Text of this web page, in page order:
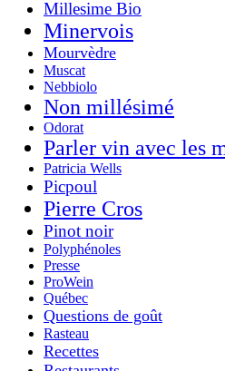
Millesime Bio
Minervois
Mourvèdre
Muscat
Nebbiolo
Non millésimé
Odorat
Parler vin avec les
Patricia Wells
Picpoul
Pierre Cros
Pinot noir
Polyphénoles
Presse
ProWein
Québec
Questions de goût
Rasteau
Recettes